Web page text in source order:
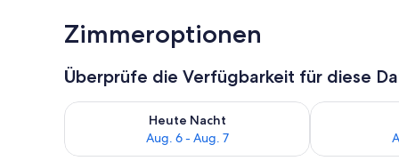
Zimmeroptionen
Überprüfe die Verfügbarkeit für diese
Heute Nacht
Aug. 6 - Aug. 7
Überprüfe die Verfügbarkeit für heute Nacht, Aug. 6
Überprüfe